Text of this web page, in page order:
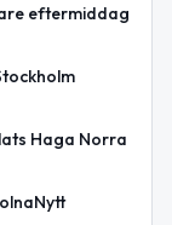
eftermiddag
Haga Norra